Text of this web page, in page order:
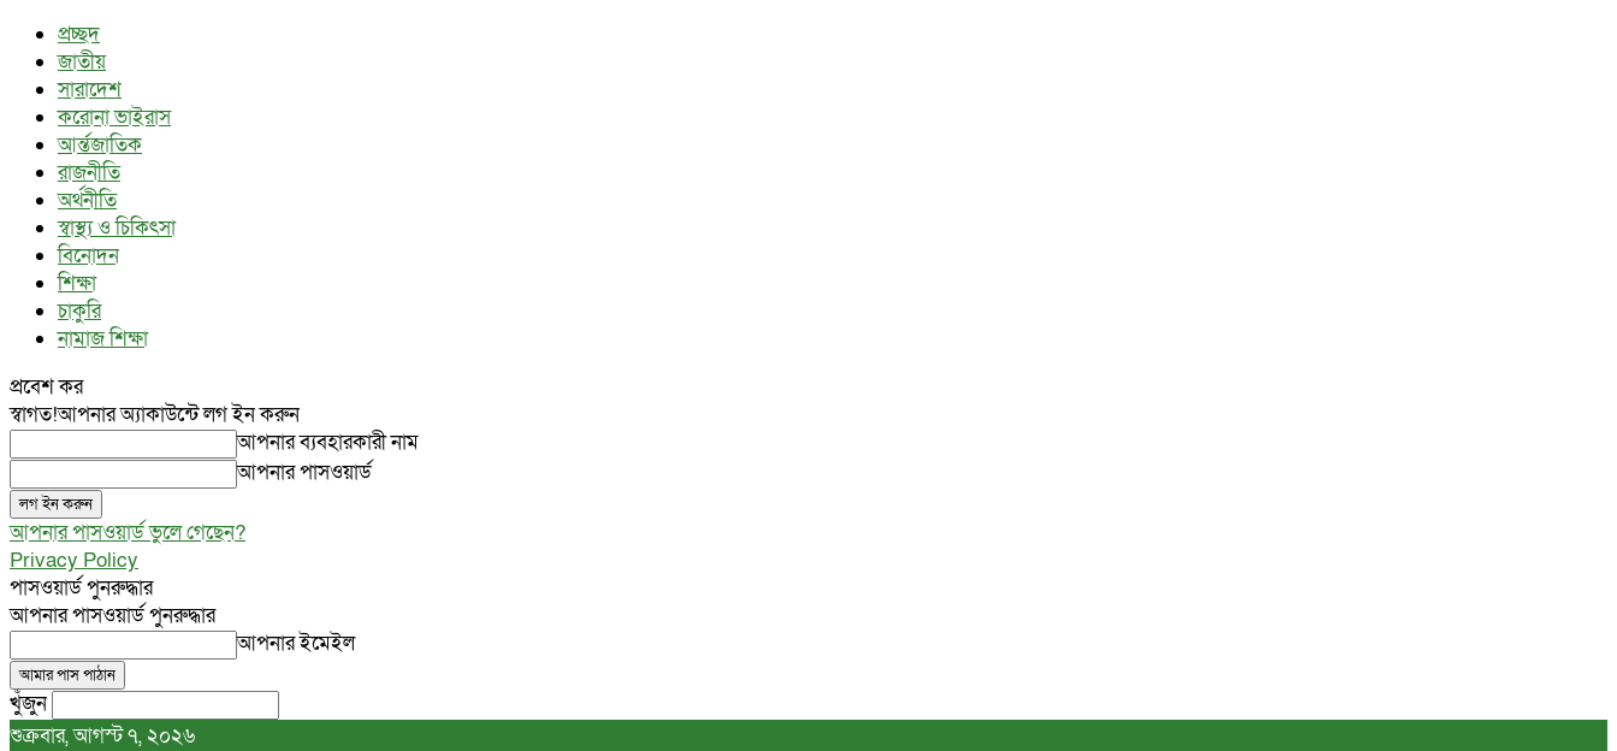
প্রচ্ছদ
জাতীয়
সারাদেশ
করোনা ভাইরাস
আর্ন্তজাতিক
রাজনীতি
অর্থনীতি
স্বাস্থ্য ও চিকিৎসা
বিনোদন
শিক্ষা
চাকুরি
নামাজ শিক্ষা
প্রবেশ কর
স্বাগত!আপনার অ্যাকাউন্টে লগ ইন করুন
আপনার ব্যবহারকারী নাম
আপনার পাসওয়ার্ড
আপনার পাসওয়ার্ড ভুলে গেছেন?
Privacy Policy
পাসওয়ার্ড পুনরুদ্ধার
আপনার পাসওয়ার্ড পুনরুদ্ধার
আপনার ইমেইল
খুঁজুন
শুক্রবার, আগস্ট ৭, ২০২৬